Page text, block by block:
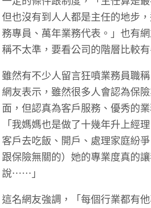
但也沒有到人人都是主任的地步
務專員、萬年業務代表。」也有
稱不太準，要看公司的階層比較有
雖然有不少人留言狂噴業務員職
網友表示，雖然很多人會認為保
面，但認真為客戶服務、優秀的業
「我媽媽也是做了十幾年升上經
客戶去吃飯、開戶、處理家庭紛
跟保險無關的）她的專業度真的
說⋯⋯」
這名網友強調，「每個行業都有他